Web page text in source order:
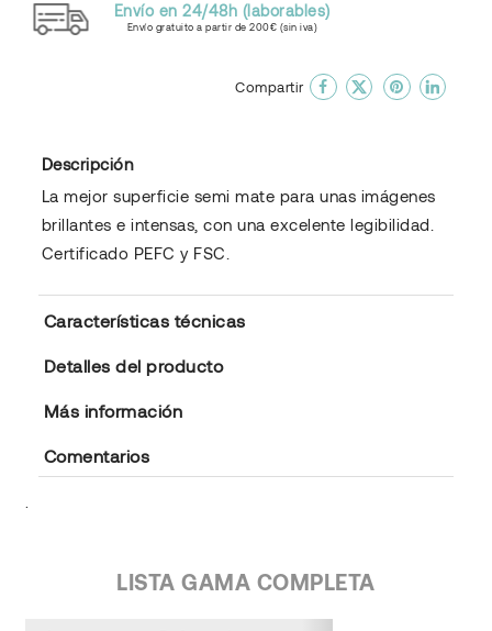
Envío en 24/48h (laborables)
Envío gratuito a partir de 200€ (sin iva)
Compartir
Descripción
La mejor superficie semi mate para unas imágenes
brillantes e intensas, con una excelente legibilidad.
Certificado PEFC y FSC.
Características técnicas
Detalles del producto
Más información
Comentarios
LISTA GAMA COMPLETA